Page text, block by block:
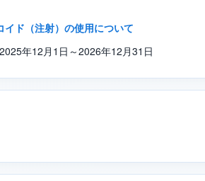
イド（注射）の使用について
年12月1日～2026年12月31日